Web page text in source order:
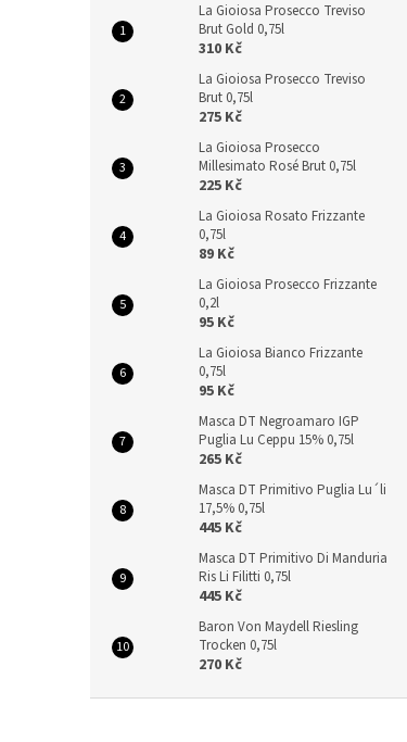
La Gioiosa Prosecco Treviso
Brut Gold 0,75l
310 Kč
La Gioiosa Prosecco Treviso
Brut 0,75l
275 Kč
La Gioiosa Prosecco
Millesimato Rosé Brut 0,75l
225 Kč
La Gioiosa Rosato Frizzante
0,75l
89 Kč
La Gioiosa Prosecco Frizzante
0,2l
95 Kč
La Gioiosa Bianco Frizzante
0,75l
95 Kč
Masca DT Negroamaro IGP
Puglia Lu Ceppu 15% 0,75l
265 Kč
Masca DT Primitivo Puglia Lu´li
17,5% 0,75l
445 Kč
Masca DT Primitivo Di Manduria
Ris Li Filitti 0,75l
445 Kč
Baron Von Maydell Riesling
Trocken 0,75l
270 Kč